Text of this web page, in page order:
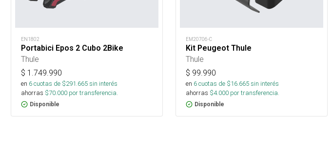
EN1802
Portabici Epos 2 Cubo 2Bike
Thule
$ 1.749.990
en 6cuotas de $291.665sin interés
ahorras $70.000 por transferencia.
Disponible
EM20706-C
Kit Peugeot Thule
Thule
$ 99.990
en 6cuotas de $16.665sin interés
ahorras $4.000 por transferencia.
Disponible